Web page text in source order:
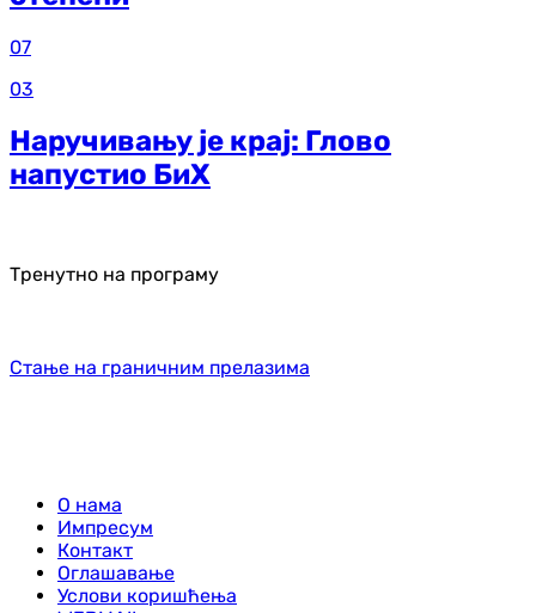
07
03
Наручивању је крај: Глово
напустио БиХ
Тренутно на програму
Стање на граничним прелазима
О нама
Импресум
Контакт
Оглашавање
Услови коришћења